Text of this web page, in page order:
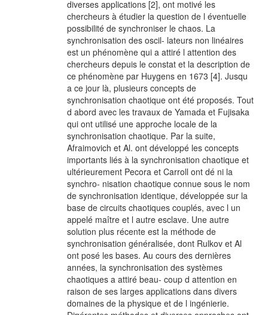
diverses applications [2], ont motivé les
chercheurs à étudier la question de l éventuelle
possibilité de synchroniser le chaos. La
synchronisation des oscil- lateurs non linéaires
est un phénomène qui a attiré l attention des
chercheurs depuis le constat et la description de
ce phénomène par Huygens en 1673 [4]. Jusqu
a ce jour là, plusieurs concepts de
synchronisation chaotique ont été proposés. Tout
d abord avec les travaux de Yamada et Fujisaka
qui ont utilisé une approche locale de la
synchronisation chaotique. Par la suite,
Afraimovich et Al. ont développé les concepts
importants liés à la synchronisation chaotique et
ultérieurement Pecora et Carroll ont dé ni la
synchro- nisation chaotique connue sous le nom
de synchronisation identique, développée sur la
base de circuits chaotiques couplés, avec l un
appelé maître et l autre esclave. Une autre
solution plus récente est la méthode de
synchronisation généralisée, dont Rulkov et Al
ont posé les bases. Au cours des dernières
années, la synchronisation des systèmes
chaotiques a attiré beau- coup d attention en
raison de ses larges applications dans divers
domaines de la physique et de l ingénierie.